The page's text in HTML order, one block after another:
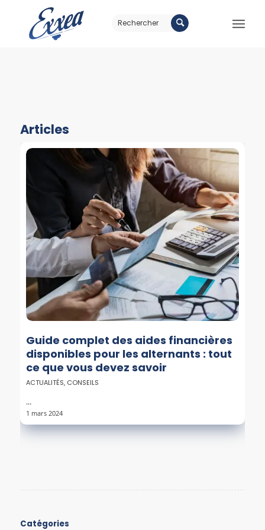
Articles
Guide complet des aides financières
disponibles pour les alternants : tout
ce que vous devez savoir
ACTUALITÉS, CONSEILS
…
1 mars 2024
Catégories